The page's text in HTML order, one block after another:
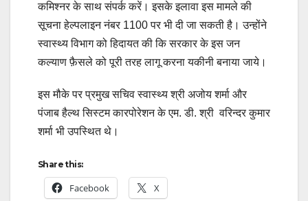
कमिश्नर के साथ संपर्क करें। इसके इलावा इस मामले की
सूचना हेल्पलाइन नंबर 1100 पर भी दी जा सकती है। उन्होंने
स्वास्थ्य विभाग को हिदायत की कि सरकार के इस जन
कल्याण फ़ैसले को पूरी तरह लागू करना यकीनी बनाया जाये।
इस मौके पर प्रमुख सचिव स्वास्थ्य श्री अजोय शर्मा और
पंजाब हैल्थ सिस्टम कारपोरेशन के एम. डी. श्री वरिन्दर कुमार
शर्मा भी उपस्थित थे।
Share this:
Facebook X